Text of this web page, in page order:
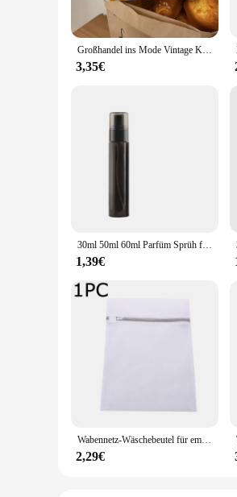
Großhandel ins Mode Vintage Kosmetik Lagerung Handtasche tragbare süße Frauen Reise veranstalter Make-up Einkaufstaschen
3,35€
30ml 50ml 60ml Parfüm Sprüh flasche dunkler Kaffee transparent nachfüllbar tragbare Split Flasche Reise Kosmetik behälter mit Verschluss
1,39€
Wabennetz-Wäschebeutel für empfindliche Zwecke, Netzstoff, langlebig und wiederverwendbar, zarter Kulturbeutel, Reise-Organisationstasche für Dessous
2,29€